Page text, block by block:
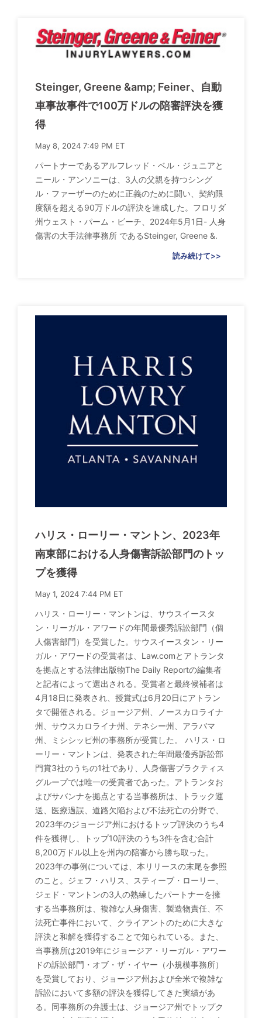
Steinger, Greene &amp; Feiner、自動
車事故事件で100万ドルの陪審評決を獲
得
May 8, 2024 7:49 PM ET
パートナーであるアルフレッド・ベル・ジュニアと
ニール・アンソニーは、3人の父親を持つシング
ル・ファーザーのために正義のために闘い、契約限
度額を超える90万ドルの評決を達成した。フロリダ
州ウェスト・パーム・ビーチ、2024年5月1日- 人身
傷害の大手法律事務所 であるSteinger, Greene &.
読み続けて>>
ハリス・ローリー・マントン、2023年
南東部における人身傷害訴訟部門のトッ
プを獲得
May 1, 2024 7:44 PM ET
ハリス・ローリー・マントンは、サウスイースタ
ン・リーガル・アワードの年間最優秀訴訟部門（個
人傷害部門）を受賞した。サウスイースタン・リー
ガル・アワードの受賞者は、Law.comとアトランタ
を拠点とする法律出版物The Daily Reportの編集者
と記者によって選出される。受賞者と最終候補者は
4月18日に発表され、授賞式は6月20日にアトラン
タで開催される。ジョージア州、ノースカロライナ
州、サウスカロライナ州、テネシー州、アラバマ
州、ミシシッピ州の事務所が受賞した。 ハリス・ロ
ーリー・マントンは、発表された年間最優秀訴訟部
門賞3社のうちの1社であり、人身傷害プラクティス
グループでは唯一の受賞者であった。アトランタお
よびサバンナを拠点とする当事務所は、トラック運
送、医療過誤、道路欠陥および不法死亡の分野で、
2023年のジョージア州におけるトップ評決のうち4
件を獲得し、トップ10評決のうち3件を含む合計
8,200万ドル以上を州内の陪審から勝ち取った。
2023年の事例については、本リリースの末尾を参照
のこと。ジェフ・ハリス、スティーブ・ローリー、
ジェド・マントンの3人の熟練したパートナーを擁
する当事務所は、複雑な人身傷害、製造物責任、不
法死亡事件において、クライアントのために大きな
評決と和解を獲得することで知られている。また、
当事務所は2019年にジョージア・リーガル・アワー
ドの訴訟部門・オブ・ザ・イヤー（小規模事務所）
を受賞しており、ジョージア州および全米で複雑な
訴訟において多額の評決を獲得してきた実績があ
る。同事務所の弁護士は、ジョージア州でトップク